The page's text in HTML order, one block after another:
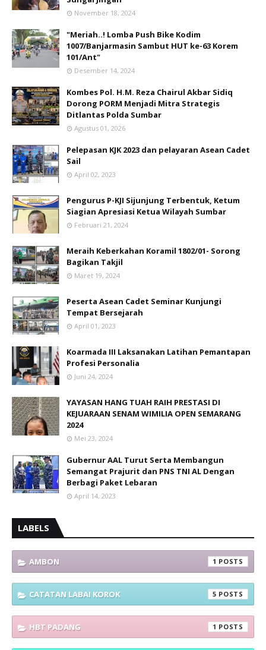
November 18, 2024
"Meriah..! Lomba Push Bike Kodim
1007/Banjarmasin Sambut HUT ke-63 Korem
101/Ant"
Desember 14, 2024
Kombes Pol. H.M. Reza Chairul Akbar Sidiq
Dorong PORM Menjadi Mitra Strategis
Ditlantas Polda Sumbar
Agustus 01, 2026
Pelepasan KJK 2023 dan pelayaran Asean Cadet
Sail
April 02, 2023
Pengurus P-KJI Sijunjung Terbentuk, Ketum
Siagian Apresiasi Ketua Wilayah Sumbar
Februari 21, 2024
Meraih Keberkahan Koramil 1802/01- Sorong
Bagikan Takjil
Maret 19, 2024
Peserta Asean Cadet Seminar Kunjungi
Tempat Bersejarah
April 01, 2023
Koarmada III Laksanakan Latihan Pemantapan
Profesi Personalia
Juni 24, 2024
YAYASAN HANG TUAH RAIH PRESTASI DI
KEJUARAAN SENAM WIMILIA OPEN SEMARANG
2024
Mei 23, 2024
Gubernur AAL Turut Serta Membangun
Semangat Prajurit dan PNS TNI AL Dengan
Berbagi Paket Lebaran
April 14, 2023
LABELS
AMBON 1
CATATAN LABAI KOROK 5
HBT PADANG 1